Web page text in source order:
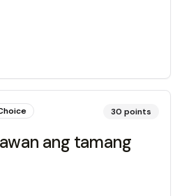
30 points
ang tamang